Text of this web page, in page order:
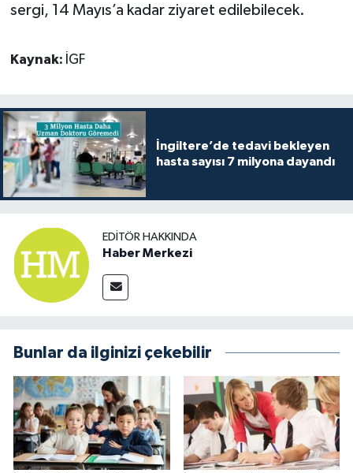
sergi, 14 Mayıs’a kadar ziyaret edilebilecek.
Kaynak: İGF
İngiltere’de tedavi bekleyen
hasta sayısı 7 milyona dayandı
EDITÖR HAKKINDA
Haber Merkezi
Bunlar da ilginizi çekebilir